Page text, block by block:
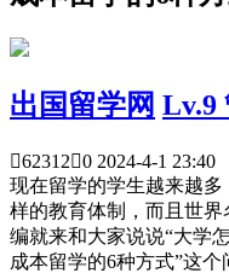
出国留学网 Lv.9
623120 2024-4-1 23:40
现在留学的学生越来越
样的教育体制，而且世
编就来和大家说说“大学
成本留学的6种方式”这个